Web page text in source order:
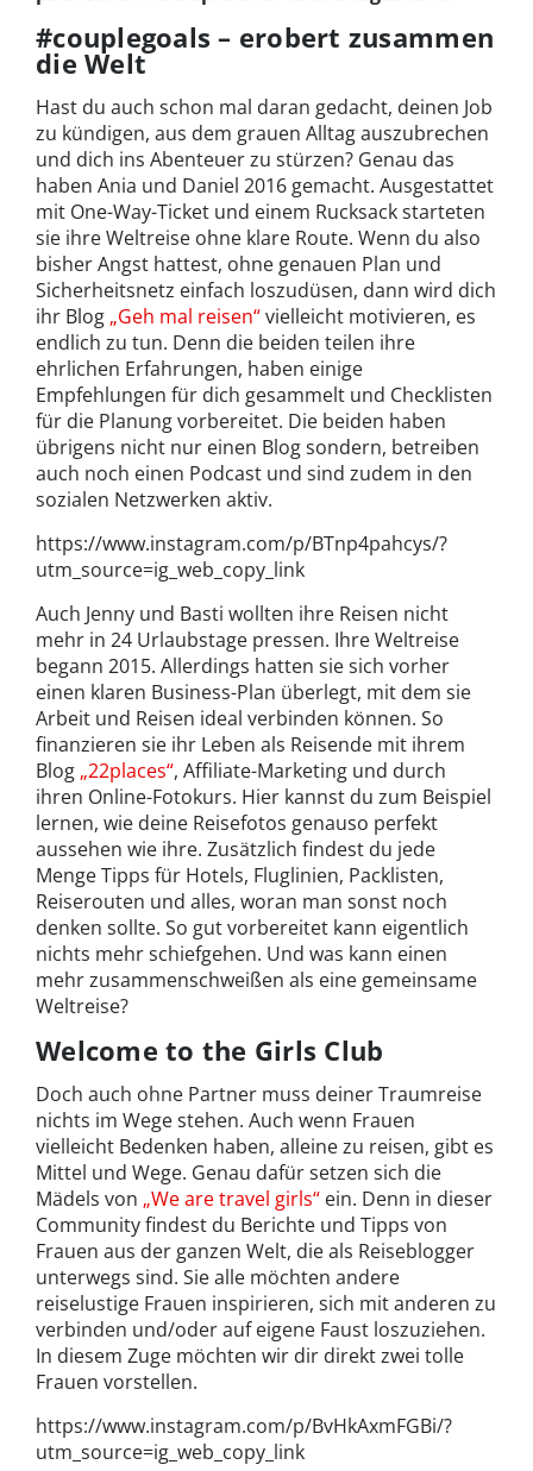
#couplegoals – erobert zusammen
die Welt
Hast du auch schon mal daran gedacht, deinen Job
zu kündigen, aus dem grauen Alltag auszubrechen
und dich ins Abenteuer zu stürzen? Genau das
haben Ania und Daniel 2016 gemacht. Ausgestattet
mit One-Way-Ticket und einem Rucksack starteten
sie ihre Weltreise ohne klare Route. Wenn du also
bisher Angst hattest, ohne genauen Plan und
Sicherheitsnetz einfach loszudüsen, dann wird dich
ihr Blog „Geh mal reisen“vielleicht motivieren, es
endlich zu tun. Denn die beiden teilen ihre
ehrlichen Erfahrungen, haben einige
Empfehlungen für dich gesammelt und Checklisten
für die Planung vorbereitet. Die beiden haben
übrigens nicht nur einen Blog sondern, betreiben
auch noch einen Podcast und sind zudem in den
sozialen Netzwerken aktiv.
https://www.instagram.com/p/BTnp4pahcys/?
utm_source=ig_web_copy_link
Auch Jenny und Basti wollten ihre Reisen nicht
mehr in 24 Urlaubstage pressen. Ihre Weltreise
begann 2015. Allerdings hatten sie sich vorher
einen klaren Business-Plan überlegt, mit dem sie
Arbeit und Reisen ideal verbinden können. So
finanzieren sie ihr Leben als Reisende mit ihrem
Blog „22places“, Affiliate-Marketing und durch
ihren Online-Fotokurs. Hier kannst du zum Beispiel
lernen, wie deine Reisefotos genauso perfekt
aussehen wie ihre. Zusätzlich findest du jede
Menge Tipps für Hotels, Fluglinien, Packlisten,
Reiserouten und alles, woran man sonst noch
denken sollte. So gut vorbereitet kann eigentlich
nichts mehr schiefgehen. Und was kann einen
mehr zusammenschweißen als eine gemeinsame
Weltreise?
Welcome to the Girls Club
Doch auch ohne Partner muss deiner Traumreise
nichts im Wege stehen. Auch wenn Frauen
vielleicht Bedenken haben, alleine zu reisen, gibt es
Mittel und Wege. Genau dafür setzen sich die
Mädels von „We are travel girls“ ein. Denn in dieser
Community findest du Berichte und Tipps von
Frauen aus der ganzen Welt, die als Reiseblogger
unterwegs sind. Sie alle möchten andere
reiselustige Frauen inspirieren, sich mit anderen zu
verbinden und/oder auf eigene Faust loszuziehen.
In diesem Zuge möchten wir dir direkt zwei tolle
Frauen vorstellen.
https://www.instagram.com/p/BvHkAxmFGBi/?
utm_source=ig_web_copy_link